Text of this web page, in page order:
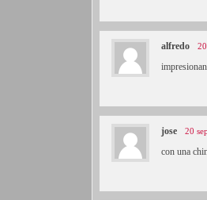
alfredo
jose 20
con una